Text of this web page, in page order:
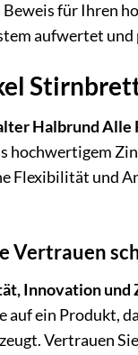
für Ihren
aufwertet
Halbrund Alle
hochwertigem
Flexibilität und
Vertrauen
Innovation und
auf ein Produkt,
Vertrauen